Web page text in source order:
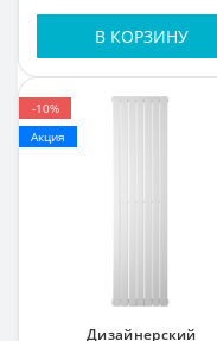
В КОРЗИНУ
-10%
Акция
Дизайнерский